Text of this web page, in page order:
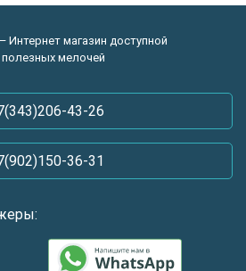
Интернет магазин доступной
мелочей
43-26
36-31